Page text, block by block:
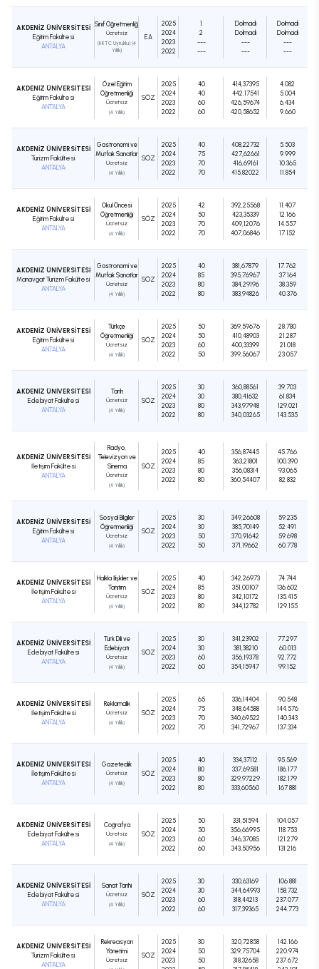
AKDENİZ ÜNİVERSİTESİ
Eğitim Fakültesi
ANTALYA
Sınıf Öğretmenliği
Ücretsiz
(KKTC Uyruklu) (4
Yıllık)
EA
2025
2024
2023
2022
1
2
---
---
Dolmadı
Dolmadı
---
---
Dolmadı
Dolmadı
---
---
AKDENİZ ÜNİVERSİTESİ
Eğitim Fakültesi
ANTALYA
Özel Eğitim
Öğretmenliği
Ücretsiz
(4 Yıllık)
SÖZ
2025
2024
2023
2022
40
40
60
60
414,37395
442,17541
426,59674
420,58652
4.082
5.004
6.434
9.660
AKDENİZ ÜNİVERSİTESİ
Turizm Fakültesi
ANTALYA
Gastronomi ve
Mutfak Sanatları
Ücretsiz
(4 Yıllık)
SÖZ
2025
2024
2023
2022
40
75
70
70
408,22732
427,62661
416,69161
415,82022
5.503
9.999
10.365
11.854
AKDENİZ ÜNİVERSİTESİ
Eğitim Fakültesi
ANTALYA
Okul Öncesi
Öğretmenliği
Ücretsiz
(4 Yıllık)
SÖZ
2025
2024
2023
2022
42
50
70
70
392,25568
423,35339
409,12076
407,06846
11.407
12.166
14.557
17.152
AKDENİZ ÜNİVERSİTESİ
Manavgat Turizm Fakültesi
ANTALYA
Gastronomi ve
Mutfak Sanatları
Ücretsiz
(4 Yıllık)
SÖZ
2025
2024
2023
2022
40
85
80
80
381,67879
395,76967
384,29196
383,94826
17.762
37.164
38.359
40.376
AKDENİZ ÜNİVERSİTESİ
Eğitim Fakültesi
ANTALYA
Türkçe
Öğretmenliği
Ücretsiz
(4 Yıllık)
SÖZ
2025
2024
2023
2022
50
50
60
50
369,59676
410,48903
400,33399
399,56067
28.780
21.287
21.018
23.057
AKDENİZ ÜNİVERSİTESİ
Edebiyat Fakültesi
ANTALYA
Tarih
Ücretsiz
(4 Yıllık)
SÖZ
2025
2024
2023
2022
30
30
80
80
360,88561
380,41632
343,97948
340,03265
39.703
61.834
129.021
143.535
AKDENİZ ÜNİVERSİTESİ
İletişim Fakültesi
ANTALYA
Radyo,
Televizyon ve
Sinema
Ücretsiz
(4 Yıllık)
SÖZ
2025
2024
2023
2022
40
85
80
80
356,87445
363,21801
356,08314
360,54407
45.766
100.390
93.065
82.832
AKDENİZ ÜNİVERSİTESİ
Eğitim Fakültesi
ANTALYA
Sosyal Bilgiler
Öğretmenliği
Ücretsiz
(4 Yıllık)
SÖZ
2025
2024
2023
2022
30
30
50
50
349,26608
385,70149
370,91642
371,19662
59.235
52.491
59.698
60.778
AKDENİZ ÜNİVERSİTESİ
İletişim Fakültesi
ANTALYA
Halkla İlişkiler ve
Tanıtım
Ücretsiz
(4 Yıllık)
SÖZ
2025
2024
2023
2022
40
85
80
80
342,26973
351,00107
342,10172
344,12782
74.744
136.602
135.415
129.155
AKDENİZ ÜNİVERSİTESİ
Edebiyat Fakültesi
ANTALYA
Türk Dili ve
Edebiyatı
Ücretsiz
(4 Yıllık)
SÖZ
2025
2024
2023
2022
30
30
60
60
341,23902
381,38210
356,19378
354,15947
77.297
60.013
92.772
99.152
AKDENİZ ÜNİVERSİTESİ
İletişim Fakültesi
ANTALYA
Reklamcılık
Ücretsiz
(4 Yıllık)
SÖZ
2025
2024
2023
2022
65
75
70
70
336,14404
348,64588
340,69522
341,72967
90.548
144.576
140.343
137.334
AKDENİZ ÜNİVERSİTESİ
İletişim Fakültesi
ANTALYA
Gazetecilik
Ücretsiz
(4 Yıllık)
SÖZ
2025
2024
2023
2022
40
80
80
80
334,37112
337,69581
329,97229
333,60560
95.569
186.177
182.179
167.881
AKDENİZ ÜNİVERSİTESİ
Edebiyat Fakültesi
ANTALYA
Coğrafya
Ücretsiz
(4 Yıllık)
SÖZ
2025
2024
2023
2022
50
50
60
60
331,51594
356,66995
346,37085
343,50956
104.057
118.753
121.279
131.216
AKDENİZ ÜNİVERSİTESİ
Edebiyat Fakültesi
ANTALYA
Sanat Tarihi
Ücretsiz
(4 Yıllık)
SÖZ
2025
2024
2023
2022
30
30
60
60
330,63169
344,64993
318,44213
317,39365
106.881
158.732
237.077
244.773
AKDENİZ ÜNİVERSİTESİ
Turizm Fakültesi
ANTALYA
Rekreasyon
Yönetimi
Ücretsiz
SÖZ
2025
2024
2023
30
50
50
320,72858
329,75704
318,32658
142.166
220.974
237.672